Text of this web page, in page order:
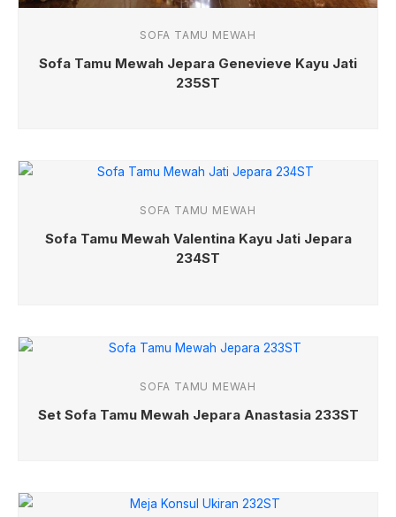
SOFA TAMU MEWAH
Sofa Tamu Mewah Jepara Genevieve Kayu Jati
235ST
SOFA TAMU MEWAH
Sofa Tamu Mewah Valentina Kayu Jati Jepara
234ST
SOFA TAMU MEWAH
Set Sofa Tamu Mewah Jepara Anastasia 233ST